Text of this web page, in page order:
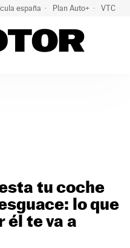
españa Plan Auto+ VTC
tu coche
lo que
él te va a